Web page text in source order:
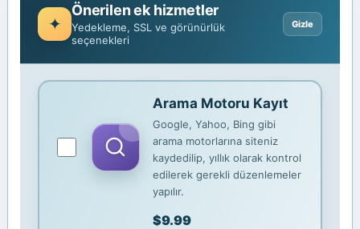
Önerilen ek hizmetler
Yedekleme, SSL ve görünürlük
seçenekleri
Arama Motoru Kayıt
Google, Yahoo, Bing gibi
arama motorlarına siteniz
kaydedilip, yıllık olarak kontrol
edilerek gerekli düzenlemeler
yapılır.
$9.99